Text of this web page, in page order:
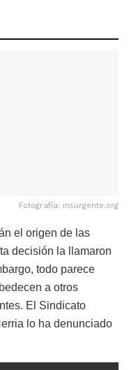
Fotografía: insurgente.org
el origen de las
decisión la llamaron
todo parece
a otros
El Sindicato
lo ha denunciado